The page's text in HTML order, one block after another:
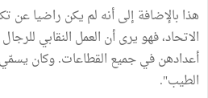
هذا بالإضافة إلى أنه لم يكن راضيا عن
الاتحاد، فهو يرى أن العمل النقابي
أعدادهن في جميع القطاعات. وكان
الطيب".